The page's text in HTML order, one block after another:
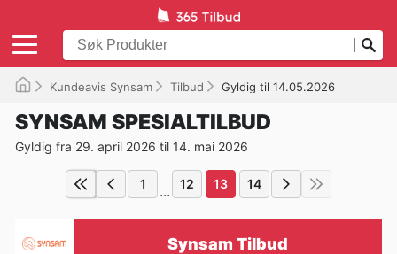
Kundeavis Synsam Tilbud Gyldig til 14.05.2026
SYNSAM SPESIALTILBUD
Gyldig fra 29. april 2026 til 14. mai 2026
1 ... 12 13 14
Synsam Tilbud